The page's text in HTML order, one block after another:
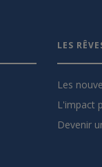
LES
Les
L'impact
Devenir